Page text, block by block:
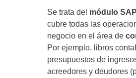
Se trata del módulo
cubre todas las
negocio en el área de
Por ejemplo, libros
presupuestos de
acreedores y deudores